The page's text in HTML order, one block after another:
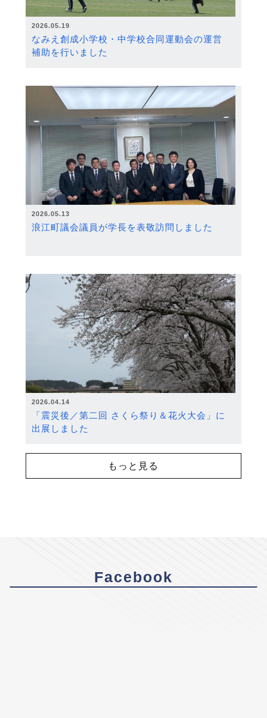
2026.05.19
なみえ創成小学校・中学校合同運動会の運営
補助を行いました
2026.05.13
浪江町議会議員が学長を表敬訪問しました
2026.04.14
「震災後／第二回 さくら祭り＆花火大会」に
出展しました
もっと見る
Facebook